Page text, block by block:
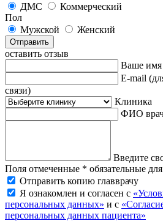
ДМС
Коммерческий
Пол
Мужской
Женский
Отправить
оставить отзыв
Ваше
E-mail
связи)
Клиника
ФИО
Введите
Поля отмеченные * обязательные
Отправить копию главврачу
Я ознакомлен и согласен с
персональных данных» и с
персональных данных пациента»